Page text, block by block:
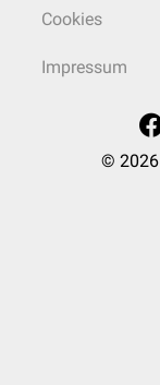
Cookies
Impressum
© 2026